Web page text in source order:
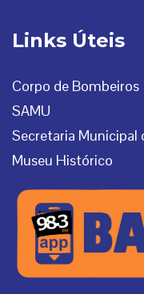
Links Úteis
Corpo de Bombeiros
SAMU
Secretaria Municipal
Museu Histórico